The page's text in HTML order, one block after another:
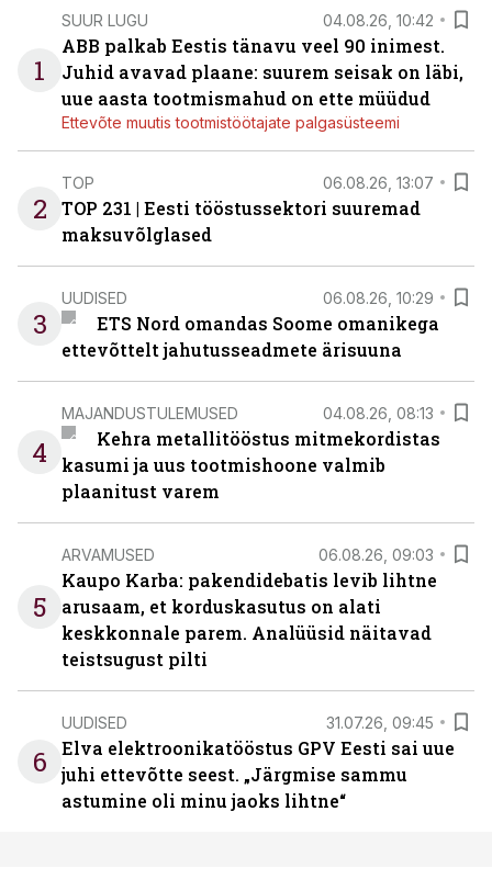
1
SUUR LUGU 04.08.26, 10:42
ABB palkab Eestis tänavu veel 90 inimest.
Juhid avavad plaane: suurem seisak on läbi,
uue aasta tootmismahud on ette müüdud
Ettevõte muutis tootmistöötajate palgasüsteemi
2
TOP 06.08.26, 13:07
TOP 231 | Eesti tööstussektori suuremad
maksuvõlglased
3
UUDISED 06.08.26, 10:29
ETS Nord omandas Soome omanikega
ettevõttelt jahutusseadmete ärisuuna
4
MAJANDUSTULEMUSED 04.08.26, 08:13
Kehra metallitööstus mitmekordistas
kasumi ja uus tootmishoone valmib
plaanitust varem
5
ARVAMUSED 06.08.26, 09:03
Kaupo Karba: pakendidebatis levib lihtne
arusaam, et korduskasutus on alati
keskkonnale parem. Analüüsid näitavad
teistsugust pilti
6
UUDISED 31.07.26, 09:45
Elva elektroonikatööstus GPV Eesti sai uue
juhi ettevõtte seest. „Järgmise sammu
astumine oli minu jaoks lihtne“